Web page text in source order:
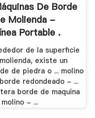
De Borde
Molienda -
Portable .
de la superficie
existe un
de piedra o ... molino
redondeado - ...
borde de maquina
- ...